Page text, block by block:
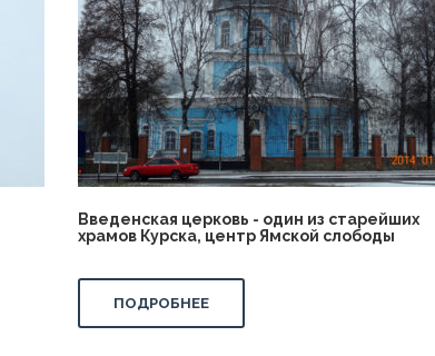
Введенская церковь - один из старейших
храмов Курска, центр Ямской слободы
ПОДРОБНЕЕ